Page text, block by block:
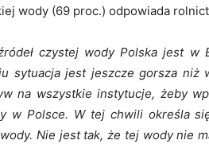
wody (69 proc.) odpowiada
czystej wody Polska jest
sytuacja jest jeszcze gorsza niż
na wszystkie instytucje, żeby
w Polsce. W tej chwili określa
Nie jest tak, że tej wody nie